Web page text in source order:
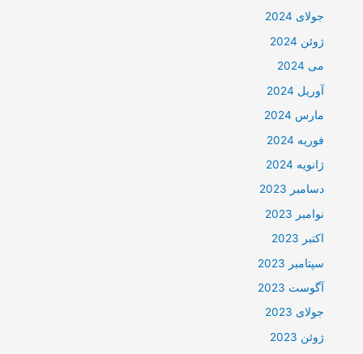
جولای 2024
ژوئن 2024
می 2024
آوریل 2024
مارس 2024
فوریه 2024
ژانویه 2024
دسامبر 2023
نوامبر 2023
اکتبر 2023
سپتامبر 2023
آگوست 2023
جولای 2023
ژوئن 2023